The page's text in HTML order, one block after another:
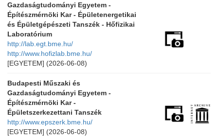
Gazdaságtudományi Egyetem -
Építészmérnöki Kar - Épületenergetikai
és Épületgépészeti Tanszék - Hőfizikai
Laboratórium
http://lab.egt.bme.hu/
http://www.hofizlab.bme.hu/
[EGYETEM] (2026-06-08)
Budapesti Műszaki és
Gazdaságtudományi Egyetem -
Építészmérnöki Kar -
Épületszerkezettani Tanszék
http://www.epszerk.bme.hu/
[EGYETEM] (2026-06-08)